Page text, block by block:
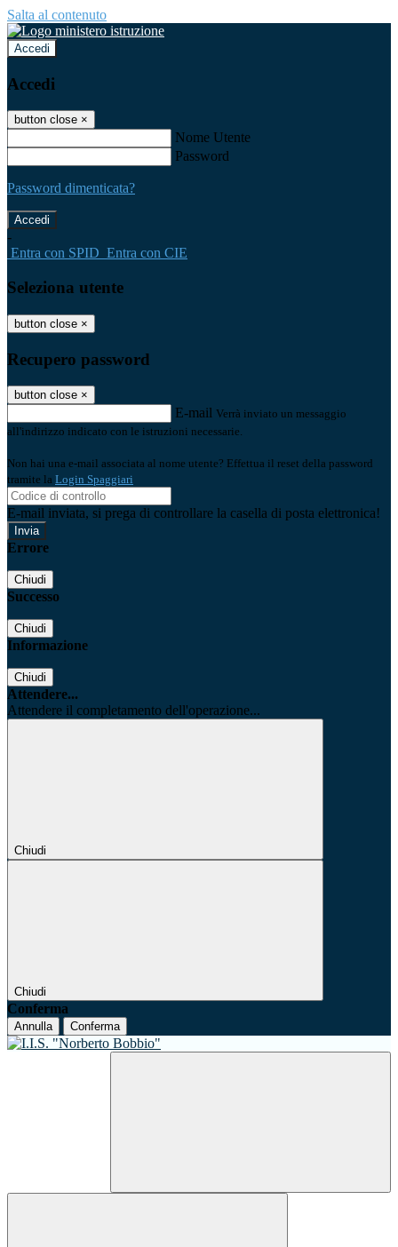
Salta al contenuto
Accedi
Accedi
button close ×
Nome Utente
Password
Password dimenticata?
-
Entra con SPID Entra con CIE
Seleziona utente
button close ×
Recupero password
button close ×
E-mail Verrà inviato un messaggio
all'indirizzo indicato con le istruzioni necessarie.
Non hai una e-mail associata al nome utente? Effettua il reset della password
tramite la Login Spaggiari
E-mail inviata, si prega di controllare la casella di posta elettronica!
Errore
Chiudi
Successo
Chiudi
Informazione
Chiudi
Attendere...
Attendere il completamento dell'operazione...
Chiudi
Chiudi
Conferma
Annulla Conferma